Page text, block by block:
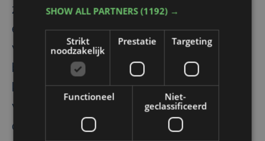
zegt burgemeester Bart Dochy”. “Dat is
een historische hoeve met de integratie
van twee vzw’s voor mensen met een
beperking die daar een dagopvang
krijgen. Plus ook de mogelijkheid voor de
verenigingen om gebruik te maken van
deze unieke locatie.”
SHOW ALL PARTNERS(1192) →
Strikt
noodzakelijk
Prestatie Targeting
Functioneel
Niet-
geclassificeerd